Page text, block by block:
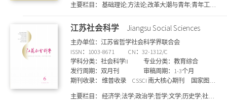
大核心期刊
上海图书馆馆藏 SCD期刊目录
主要栏目： 基础理论;方法论;改革大潮与青年;青年工
江苏社会科学 Jiangsu Social Sciences
主办单位：江苏省哲学社会科学界联合会
ISSN：1003-8671
CN：32-1312/C
学科分类：社会科学II
专业分类：教育综合
发行周期：双月刊
审稿周期：1-3个月
期刊收录： 维普收录 CSSCI 南大核心期刊
国家图书
图书馆馆藏
SCD期刊目录
主要栏目： 经济学;法学;政治学;哲学;文学;历史学;社会